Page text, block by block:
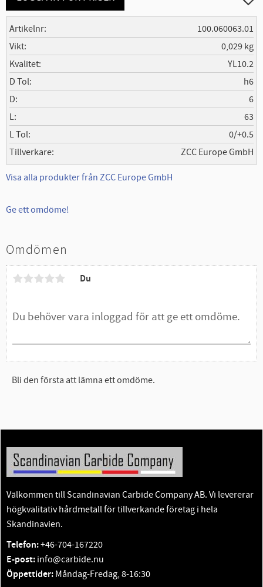
Artikelnr
100.060063.01
Vikt
0,029 kg
Kvalitet
YL10.2
D Tol
h6
D
6
L
63
L Tol
0/+0.5
Tillverkare
ZCC Europe GmbH
Visa alla produkter från ZCC Europe GmbH
Ge ett omdöme!
Omdömen
Du
Bli den första att lämna ett omdöme.
Välkommen till Scandinavian Carbide Company AB. Vi levererar
högkvalitativ hårdmetall för tillverkande företag i hela
Skandinavien.
Telefon:+46-704-167220
E-post: info@carbide.nu
Öppettider: Måndag-Fredag, 8-16:30